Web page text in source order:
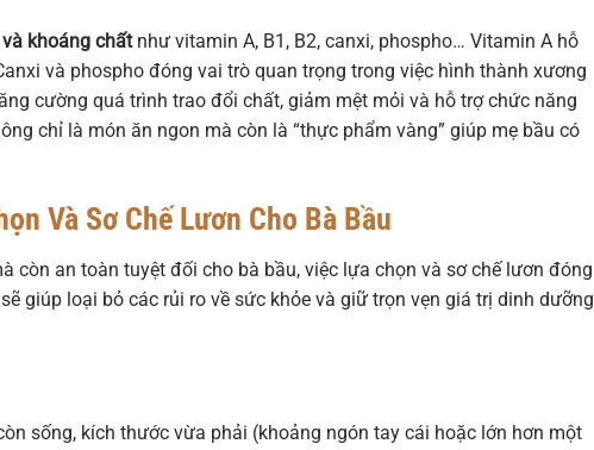
khoáng chấtnhư vitamin A, B1, B2, canxi, phospho… Vitamin A hỗ
và phospho đóng vai trò quan trọng trong việc hình thành xương
cường quá trình trao đổi chất, giảm mệt mỏi và hỗ trợ chức năng
chỉ là món ăn ngon mà còn là “thực phẩm vàng” giúp mẹ bầu có
Và Sơ Chế Lươn Cho Bà Bầu
còn an toàn tuyệt đối cho bà bầu, việc lựa chọn và sơ chế lươn đóng
giúp loại bỏ các rủi ro về sức khỏe và giữ trọn vẹn giá trị dinh dưỡng
sống, kích thước vừa phải (khoảng ngón tay cái hoặc lớn hơn một